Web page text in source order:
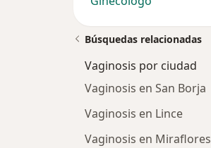
Búsquedas relacionadas
Vaginosis por ciudad
Vaginosis en San Borja
Vaginosis en Lince
Vaginosis en Miraflores